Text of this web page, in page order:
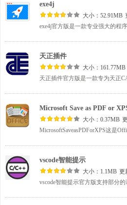
exe4j
大小：52.91MB
天正插件
大小：161.77MB
Microsoft Save as PDF or
大小：0.37MB
vscode智能提示
大小：1.1MB 更